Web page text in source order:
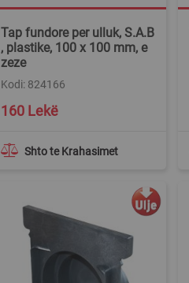
Tap fundore per ulluk, S.A.B
, plastike, 100 x 100 mm, e
zeze
Kodi: 824166
Shto te Krahasimet
160 Lekë